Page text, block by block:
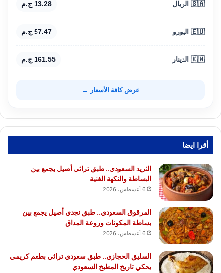
🇸🇦 الريال 13.28 ج.م
🇪🇺 اليورو 57.47 ج.م
🇰🇼 الدينار 161.55 ج.م
عرض كافة الأسعار ←
أقرا ايضا
الثريد السعودي.. طبق تراثي أصيل يجمع بين
البساطة والنكهة الغنية
6 أغسطس، 2026
المرقوق السعودي.. طبق نجدي أصيل يجمع بين
بساطة المكونات وروعة المذاق
6 أغسطس، 2026
السليق الحجازي.. طبق سعودي تراثي بطعم كريمي
يحكي تاريخ المطبخ السعودي